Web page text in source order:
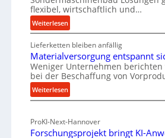
I
n
s
t
r
e
e
ü
r
n
a
h
a
flexibel, wirtschaftlich und…
Weiterlesen:
R
o
l
l
e
n
f
h
r
Lieferketten bleiben anfällig
Materialversorgung entspannt
Weniger Unternehmen berichten
bei der Beschaffung von
Weiterlesen:
M
t
e
ProKI-Next-Hannover
Forschungsprojekt bringt KI-